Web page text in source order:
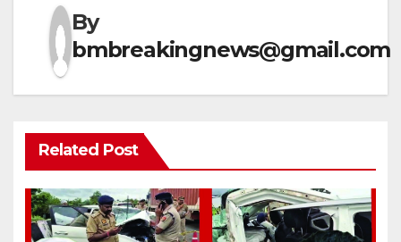
By
bmbreakingnews@gmail.com
Related Post